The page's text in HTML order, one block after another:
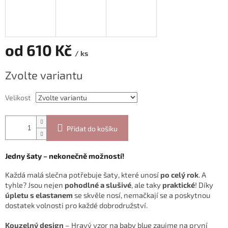
od 610 Kč / ks
cena:
Zvolte variantu
Velikost
Přidat do košíku
Jedny šaty – nekonečně možností!
Každá malá slečna potřebuje šaty, které unosí po celý rok. A
tyhle? Jsou nejen pohodlné a slušivé, ale taky praktické! Díky
úpletu s elastanem se skvěle nosí, nemačkají se a poskytnou
dostatek volnosti pro každé dobrodružství.
Kouzelný design – Hravý vzor na baby blue zaujme na první